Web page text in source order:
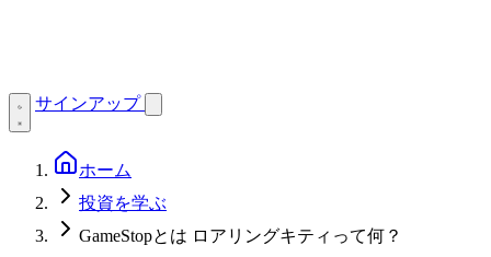
サインアップ
ホーム
投資を学ぶ
GameStopとは ロアリングキティって何？